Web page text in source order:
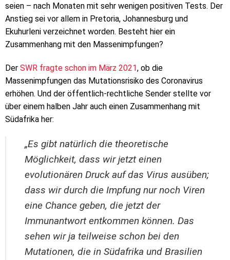
seien – nach Monaten mit sehr wenigen positiven Tests. Der
Anstieg sei vor allem in Pretoria, Johannesburg und
Ekuhurleni verzeichnet worden. Besteht hier ein
Zusammenhang mit den Massenimpfungen?
Der SWR fragte schon im März 2021, ob die
Massenimpfungen das Mutationsrisiko des Coronavirus
erhöhen. Und der öffentlich-rechtliche Sender stellte vor
über einem halben Jahr auch einen Zusammenhang mit
Südafrika her:
„Es gibt natürlich die theoretische
Möglichkeit, dass wir jetzt einen
evolutionären Druck auf das Virus ausüben;
dass wir durch die Impfung nur noch Viren
eine Chance geben, die jetzt der
Immunantwort entkommen können. Das
sehen wir ja teilweise schon bei den
Mutationen, die in Südafrika und Brasilien